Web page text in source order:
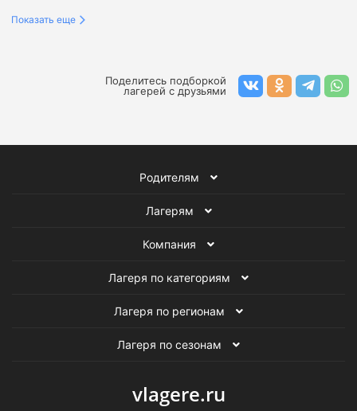
Показать еще
Поделитесь подборкой
лагерей с друзьями
Родителям
Лагерям
Компания
Лагеря по категориям
Лагеря по регионам
Лагеря по сезонам
vlagere.ru